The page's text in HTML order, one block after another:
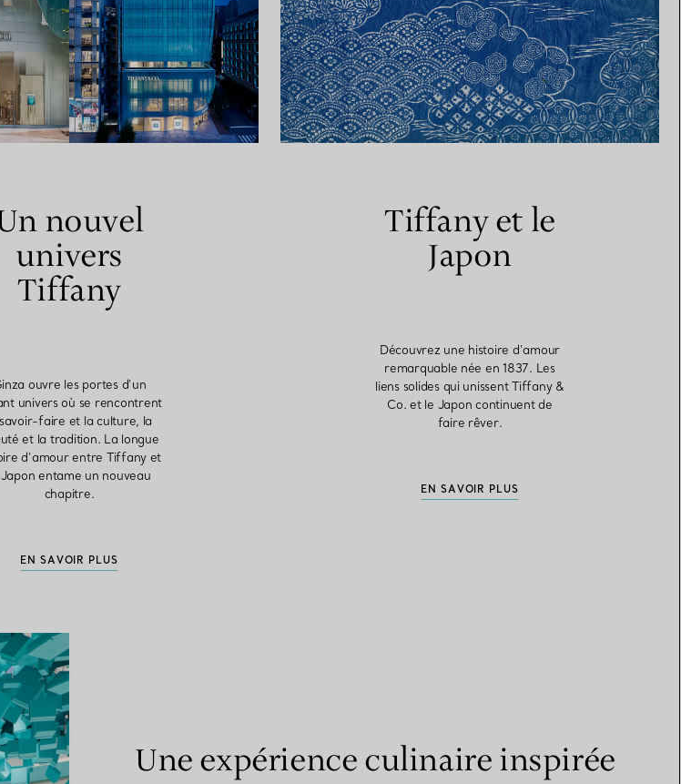
nouvel
univers
Tiffany
ouvre les portes d’un
univers où se rencontrent
faire et la culture, la
et la tradition. La longue
d’amour entre Tiffany et
entame un nouveau
chapitre.
EN SAVOIR PLUS
Tiffany et le
Japon
Découvrez une histoire d’amour
remarquable née en 1837. Les
liens solides qui unissent Tiffany &
Co. et le Japon continuent de
faire rêver.
EN SAVOIR PLUS
Une expérience culinaire inspirée